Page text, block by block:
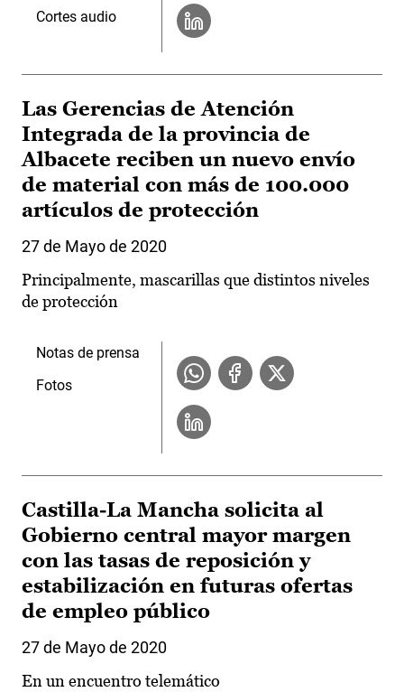
Cortes audio
Las Gerencias de Atención
Integrada de la provincia de
Albacete reciben un nuevo envío
de material con más de 100.000
artículos de protección
27 de Mayo de 2020
Principalmente, mascarillas que distintos niveles
de protección
Notas de prensa
Fotos
Castilla-La Mancha solicita al
Gobierno central mayor margen
con las tasas de reposición y
estabilización en futuras ofertas
de empleo público
27 de Mayo de 2020
En un encuentro telemático